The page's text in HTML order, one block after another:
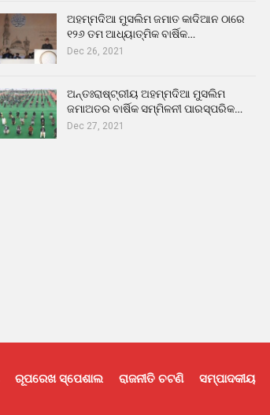
ଅହମ୍ମଦିଆ ମୁସଲିମ ଜମାତ କାଦିଆନ ଠାରେ
୧୨୬ ତମ ଆଧ୍ୟାତ୍ମିକ ବାର୍ଷିକ…
Dec 26, 2021
ଅନ୍ତଃରାଷ୍ଟ୍ରୀୟ ଅହମ୍ମଦିଆ ମୁସଲିମ
ଜମାଅତର ବାର୍ଷିକ ସମ୍ମିଳନୀ ପାରସ୍ପରିକ…
Dec 27, 2021
ରୂପରେଖ ସ୍ପେଶାଲ ରାଜନୀତି ଚଟଣି ସମ୍ପାଦକୀୟ